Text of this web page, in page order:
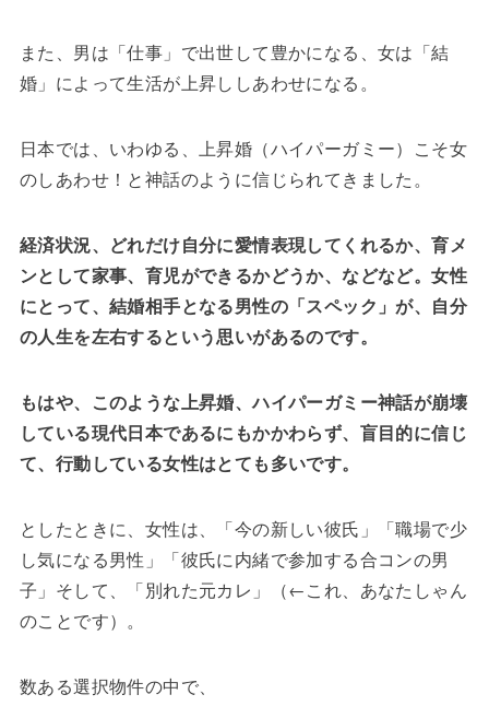
また、男は「仕事」で出世して豊かになる、女は「結
婚」によって生活が上昇ししあわせになる。
日本では、いわゆる、上昇婚（ハイパーガミー）こそ女
のしあわせ！と神話のように信じられてきました。
経済状況、どれだけ自分に愛情表現してくれるか、育メ
ンとして家事、育児ができるかどうか、などなど。女性
にとって、結婚相手となる男性の「スペック」が、自分
の人生を左右するという思いがあるのです。
もはや、このような上昇婚、ハイパーガミー神話が崩壊
している現代日本であるにもかかわらず、盲目的に信じ
て、行動している女性はとても多いです。
としたときに、女性は、「今の新しい彼氏」「職場で少
し気になる男性」「彼氏に内緒で参加する合コンの男
子」そして、「別れた元カレ」（←これ、あなたしゃん
のことです）。
数ある選択物件の中で、